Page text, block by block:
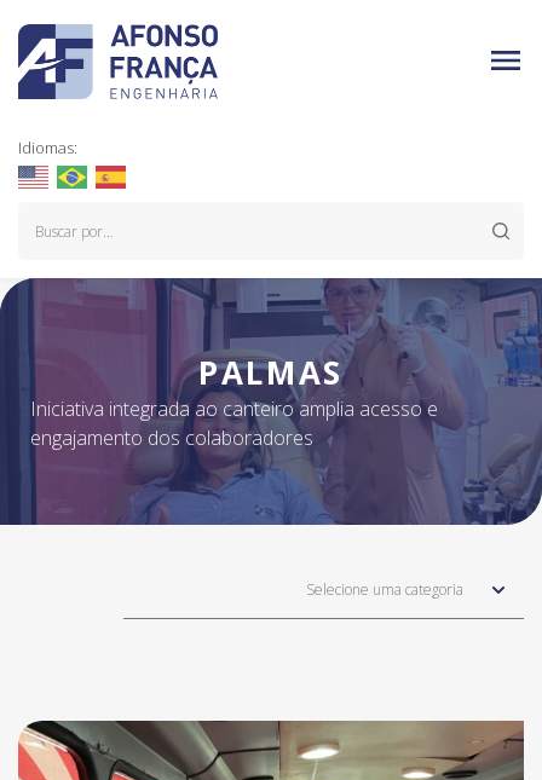
Idiomas:
PALMAS
Iniciativa integrada ao canteiro amplia acesso e
engajamento dos colaboradores
Selecione uma categoria